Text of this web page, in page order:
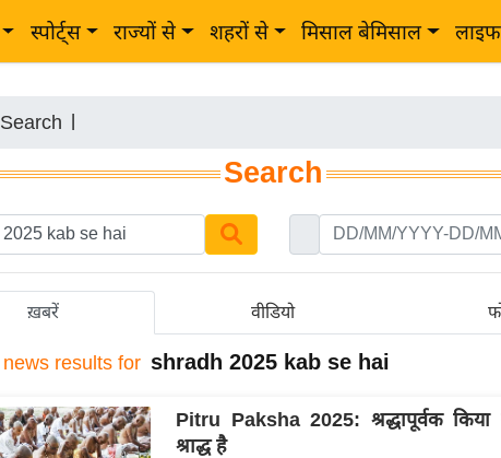
स्पोर्ट्स राज्यों से शहरों से मिसाल बेमिसाल
Search
Search
ख़बरें वीडियो
news results for shradh 2025 kab se hai
Pitru Paksha 2025: श्रद्धापूर्वक किया
श्राद्ध है